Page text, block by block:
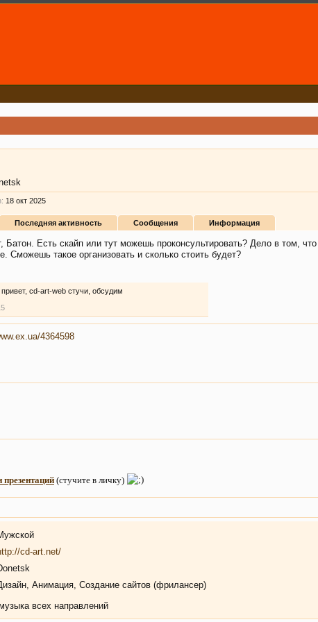
18 окт 2025
Последняя активность Сообщения Информация
Батон. Есть скайп или тут можешь проконсультировать? Дело в том,
Сможешь такое организовать и сколько стоить будет?
привет, cd-art-web стучи, обсудим
4364598
презентаций (стучите в личку)
cd-art.net/
Анимация, Создание сайтов (фрилансер)
всех направлений